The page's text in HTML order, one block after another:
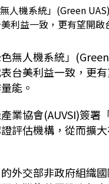
人機系統」(Green
利益一致，更有望開
無人機系統」
台美利益一致，更
能。
業協會(AUVSI)簽
評估機構，從而擴
外交部非政府組織